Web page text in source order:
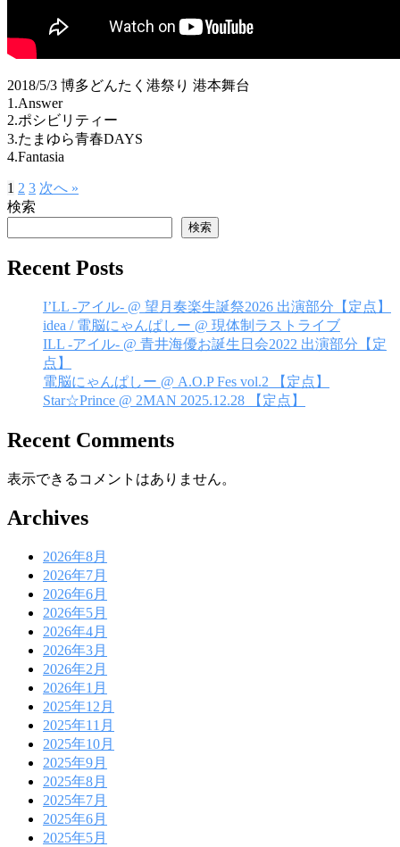
2018/5/3 博多どんたく港祭り 港本舞台
1.Answer
2.ポシビリティー
3.たまゆら青春DAYS
4.Fantasia
投
稿
ペ
1 2 3 次へ »
検索
検索
Recent Posts
I’LL -アイル- @ 望月奏楽生誕祭2026 出演部分【定点】
idea / 電脳にゃんぱしー @ 現体制ラストライブ
ILL -アイル- @ 青井海優お誕生日会2022 出演部分【定
点】
電脳にゃんぱしー @ A.O.P Fes vol.2 【定点】
Star☆Prince @ 2MAN 2025.12.28 【定点】
Recent Comments
表示できるコメントはありません。
Archives
2026年8月
2026年7月
2026年6月
2026年5月
2026年4月
2026年3月
2026年2月
2026年1月
2025年12月
2025年11月
2025年10月
2025年9月
2025年8月
2025年7月
2025年6月
2025年5月